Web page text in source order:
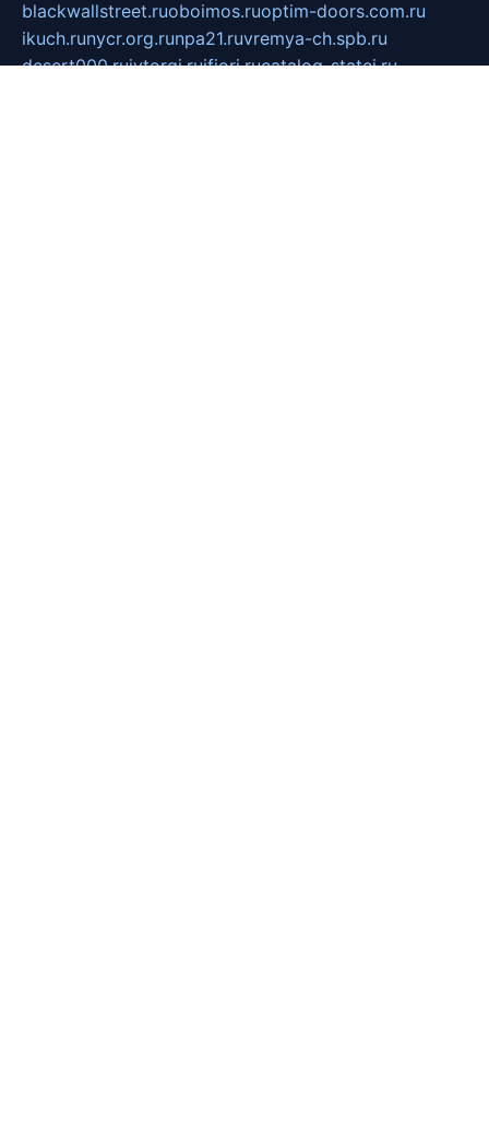
blackwallstreet.ruoboimos.ruoptim-doors.com.ru
ikuch.runycr.org.runpa21.ruvremya-ch.spb.ru
desert000.ruivtorgi.ruifiori.rucatalog-statei.ru